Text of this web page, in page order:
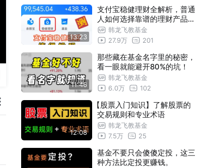
13:23
支付宝稳健理财全解析，普通
人如何选择靠谱的理财产品...
韩龙飞教基金
27.9万
201
11:46
那些藏在基金名字里的秘密，
看一眼就能避开80%的坑！
韩龙飞教基金
6.0万
102
12:08
【股票入门知识】了解股票的
交易规则和专业术语
韩龙飞教基金
7.5万
25
基金不要只会傻傻定投，这三
种方法比定投更赚钱。